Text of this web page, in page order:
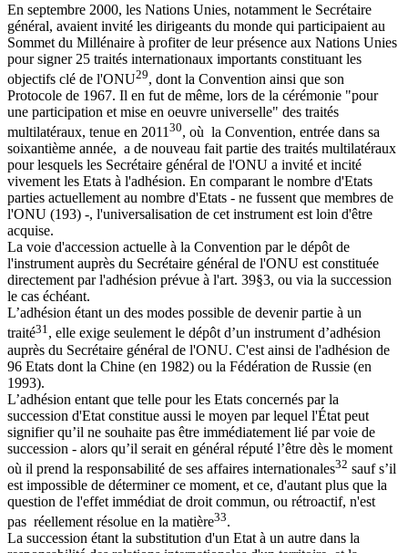
En septembre 2000, les Nations Unies, notamment le Secrétaire
général, avaient invité les dirigeants du monde qui participaient au
Sommet du Millénaire à profiter de leur présence aux Nations Unies
pour signer 25 traités internationaux importants constituant les
objectifs clé de l'ONU29, dont la Convention ainsi que son
Protocole de 1967. Il en fut de même, lors de la cérémonie "pour
une participation et mise en oeuvre universelle" des traités
multilatéraux, tenue en 2011 30, où la Convention, entrée dans sa
soixantième année, a de nouveau fait partie des traités multilatéraux
pour lesquels les Secrétaire général de l'ONU a invité et incité
vivement les Etats à l'adhésion. En comparant le nombre d'Etats
parties actuellement au nombre d'Etats - ne fussent que membres de
l'ONU (193) -, l'universalisation de cet instrument est loin d'être
acquise.
La voie d'accession actuelle à la Convention par le dépôt de
l'instrument auprès du Secrétaire général de l'ONU est constituée
directement par l'adhésion prévue à l'art. 39§3, ou via la succession
le cas échéant.
L’adhésion étant un des modes possible de devenir partie à un
traité31 , elle exige seulement le dépôt d’un instrument d’adhésion
auprès du Secrétaire général de l'ONU. C'est ainsi de l'adhésion de
96 Etats dont la Chine (en 1982) ou la Fédération de Russie (en
1993).
L’adhésion entant que telle pour les Etats concernés par la
succession d'Etat constitue aussi le moyen par lequel l'État peut
signifier qu’il ne souhaite pas être immédiatement lié par voie de
succession - alors qu’il serait en général réputé l’être dès le moment
où il prend la responsabilité de ses affaires internationales32 sauf s’il
est impossible de déterminer ce moment, et ce, d'autant plus que la
question de l'effet immédiat de droit commun, ou rétroactif, n'est
pas réellement résolue en la matière33.
La succession étant la substitution d'un Etat à un autre dans la